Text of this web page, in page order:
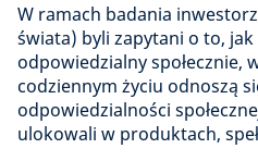
W ramach badania
świata) byli zapytani o to,
odpowiedzialny społecznie,
codziennym życiu odnoszą
odpowiedzialności
ulokowali w produktach,